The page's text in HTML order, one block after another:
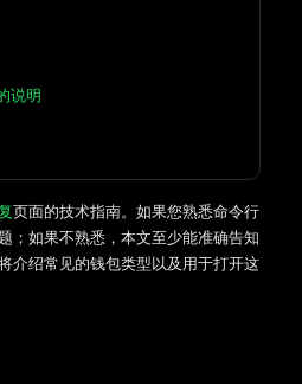
说明
页面的技术指南。如果您熟悉命令行
；如果不熟悉，本文至少能准确告知
介绍常见的钱包类型以及用于打开这